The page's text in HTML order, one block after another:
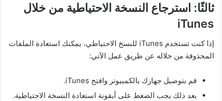
ثالثًا: استرجاع النسخة الاحتياطية من خلال
iTunes
إذا كنت تستخدم iTunes للنسخ الاحتياطي، يمكنك استعادة الملفات
المحذوفة من خلاله عن طريق عمل الآتي:
قم بتوصيل جهازك بالكمبيوتر وافتح iTunes.
بعد ذلك يجب الضغط على أيقونة استعادة النسخة الاحتياطية.